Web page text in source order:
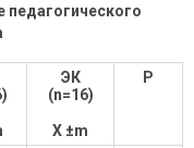
педагогического
ЭК
(n=16)
X ±m
P